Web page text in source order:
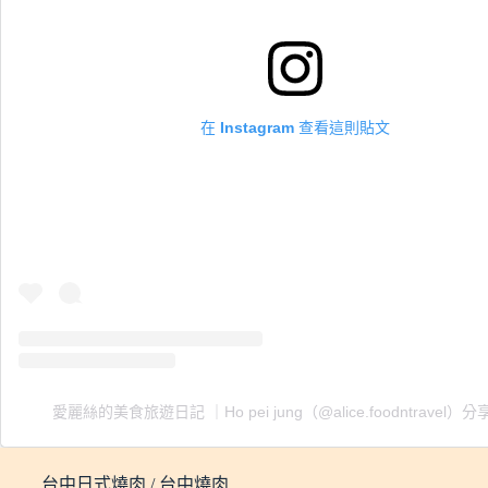
在 Instagram 查看這則貼文
愛麗絲的美食旅遊日記 ｜Ho pei jung（@alice.foodntravel）分
台中日式燒肉 / 台中燒肉